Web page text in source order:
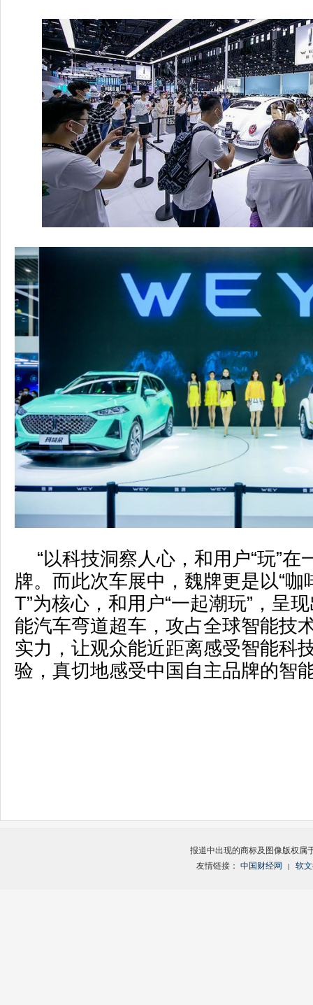
“以科技洞察人心，和用户“玩”在
牌。而此次车展中，魏牌更是以“咖
T”为核心，和用户“一起潮玩”，呈
能汽车弯道超车，攻占全球智能技
实力，让观众能近距离感受智能科
验，真切地感受中国自主品牌的智
报道中出现的商标及图像版权属
友情链接： 中国财经网 | 软